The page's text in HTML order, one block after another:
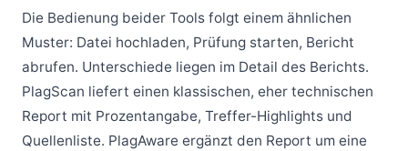
Die Bedienung beider Tools folgt einem ähnlichen
Muster: Datei hochladen, Prüfung starten, Bericht
abrufen. Unterschiede liegen im Detail des Berichts.
PlagScan liefert einen klassischen, eher technischen
Report mit Prozentangabe, Treffer-Highlights und
Quellenliste. PlagAware ergänzt den Report um eine